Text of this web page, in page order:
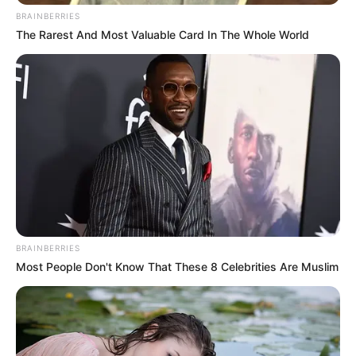
με τις βροχές να συνεχίζονται και το πρωί με
αναφορές ακόμα και για χαλαζόπτωση σε
ορισμένες ορεινές περιοχές.
Περισσότερα νέα από την Εύβοια
BRAINBERRIES
The Rarest And Most Valuable Card In The Whole World
BRAINBERRIES
Most People Don't Know That These 8 Celebrities Are Muslim